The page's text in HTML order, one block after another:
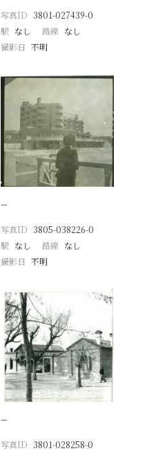
写真ID 3801-027439-0
駅 なし 路線 なし
撮影日 不明
−
写真ID 3805-038226-0
駅 なし 路線 なし
撮影日 不明
−
写真ID 3801-028258-0